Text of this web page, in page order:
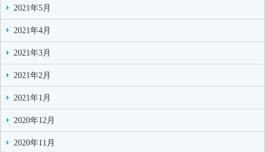
2021年5月
2021年4月
2021年3月
2021年2月
2021年1月
2020年12月
2020年11月